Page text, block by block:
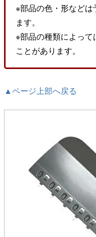
※部品の色・形などは
ます。
※部品の種類によって
ことがあります。
▲ページ上部へ戻る